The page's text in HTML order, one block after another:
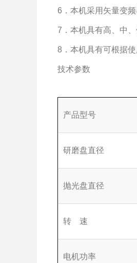
6．本机采用矢量变
7．本机具有高、中
8．本机具有可根据
技术参数
产品型号
研磨盘直径
抛光盘直径
转 速
电机功率